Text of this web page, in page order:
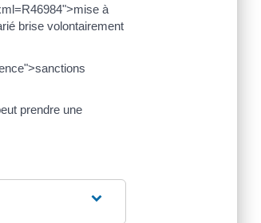
à
brise volontairement
prendre une